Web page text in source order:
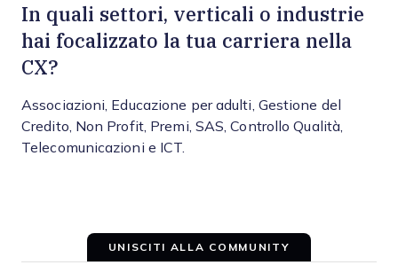
In quali settori, verticali o industrie
hai focalizzato la tua carriera nella
CX?
Associazioni, Educazione per adulti, Gestione del
Credito, Non Profit, Premi, SAS, Controllo Qualità,
Telecomunicazioni e ICT.
UNISCITI ALLA COMMUNITY